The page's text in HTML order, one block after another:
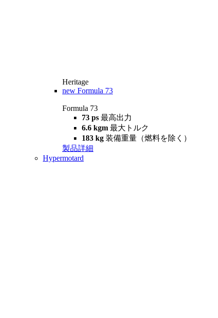
Heritage
new Formula 73
Formula 73
73 ps 最高出力
6.6 kgm 最大トルク
183 kg 装備重量（燃料を除く）
製品詳細
Hypermotard